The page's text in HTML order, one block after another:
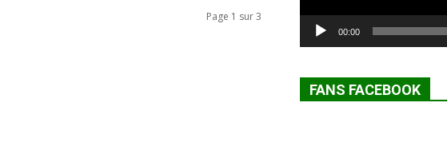
Page 1 sur 3
00:00
FANS FACEBOOK